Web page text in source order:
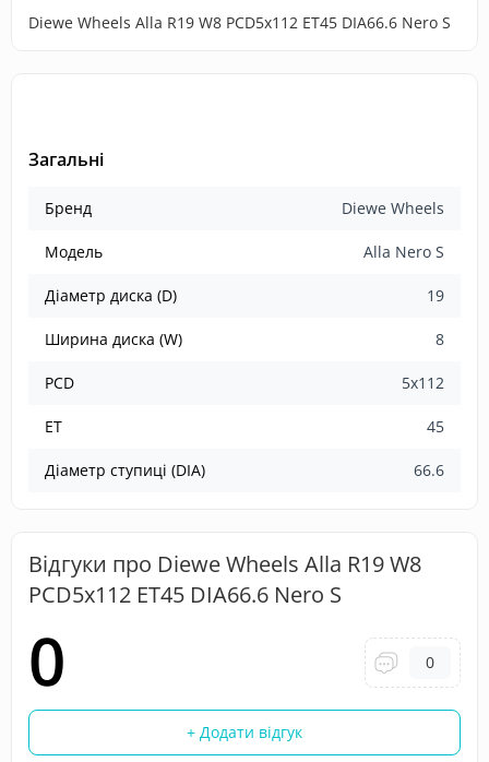
Diewe Wheels Alla R19 W8 PCD5x112 ET45 DIA66.6 Nero S
Загальні
Бренд Diewe Wheels
Модель Alla Nero S
Діаметр диска (D) 19
Ширина диска (W) 8
PCD 5x112
ET 45
Діаметр ступиці (DIA) 66.6
Відгуки про Diewe Wheels Alla R19 W8
PCD5x112 ET45 DIA66.6 Nero S
0 0
+ Додати відгук